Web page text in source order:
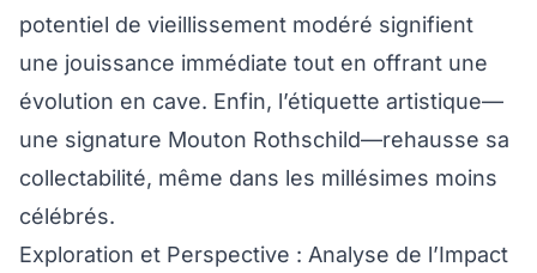
potentiel de vieillissement modéré signifient
une jouissance immédiate tout en offrant une
évolution en cave. Enfin, l’étiquette artistique—
une signature Mouton Rothschild—rehausse sa
collectabilité, même dans les millésimes moins
célébrés.
Exploration et Perspective : Analyse de l’Impact